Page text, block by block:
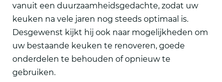
vanuit een duurzaamheidsgedachte, zodat uw
keuken na vele jaren nog steeds optimaal is.
Desgewenst kijkt hij ook naar mogelijkheden om
uw bestaande keuken te renoveren, goede
onderdelen te behouden of opnieuw te
gebruiken.